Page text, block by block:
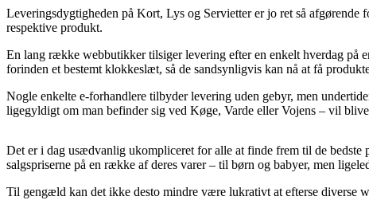
Leveringsdygtigheden på Kort, Lys og Servietter er jo ret så afgørende
respektive produkt.
En lang række webbutikker tilsiger levering efter en enkelt hverdag på
forinden et bestemt klokkeslæt, så de sandsynligvis kan nå at få
Nogle enkelte e-forhandlere tilbyder levering uden gebyr, men
ligegyldigt om man befinder sig ved Køge, Varde eller Vojens – vil
Det er i dag usædvanlig ukompliceret for alle at finde frem til de
salgspriserne på en række af deres varer – til børn og babyer, men
Til gengæld kan det ikke desto mindre være lukrativt at efterse diverse